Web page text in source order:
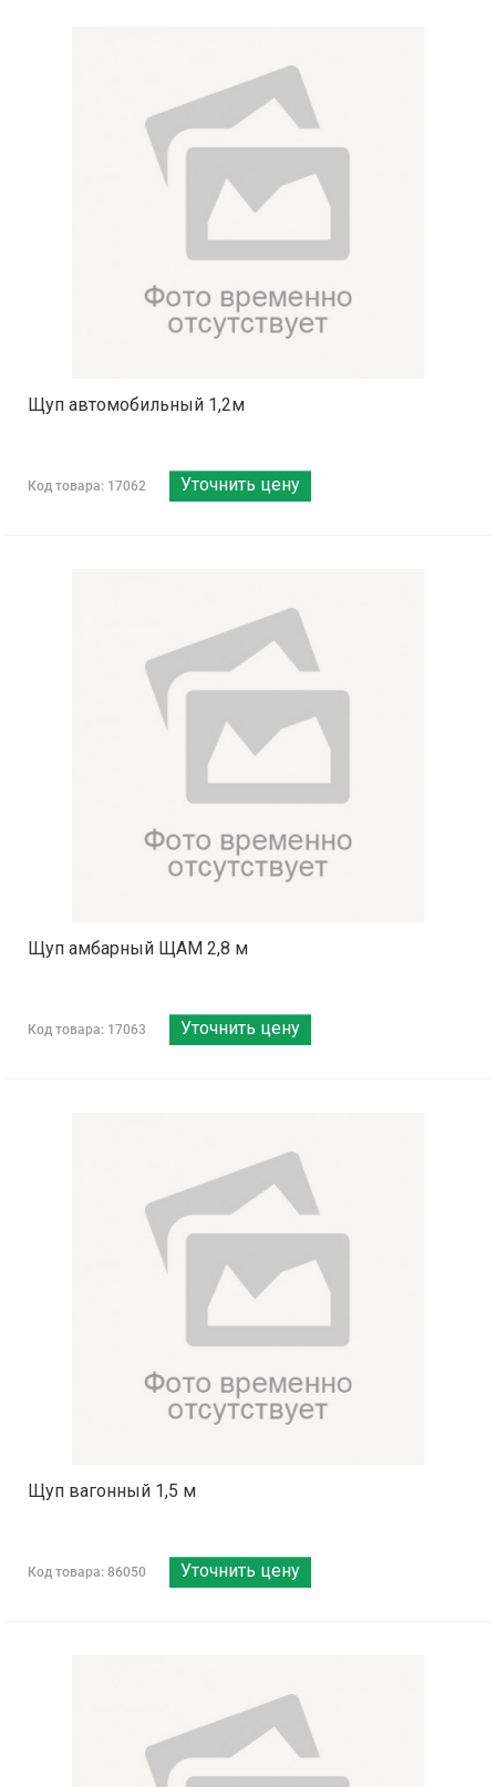
Щуп автомобильный 1,2м
Код товара: 17062 Уточнить цену
Щуп амбарный ЩАМ 2,8 м
Код товара: 17063 Уточнить цену
Щуп вагонный 1,5 м
Код товара: 86050 Уточнить цену